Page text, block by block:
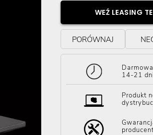
WEŹ LEASING
PORÓWNAJ
14-21 dni
Produkt